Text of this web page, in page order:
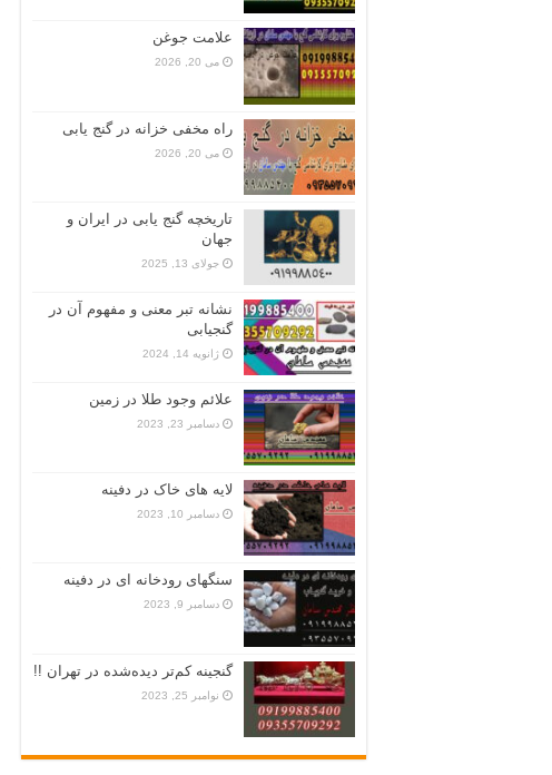
علامت جوغن
می 20, 2026
راه مخفی خزانه در گنج یابی
می 20, 2026
تاریخچه گنج‌ یابی در ایران و
جهان
جولای 13, 2025
نشانه تبر معنی و مفهوم آن در
گنجیابی
ژانویه 14, 2024
علائم وجود طلا در زمین
دسامبر 23, 2023
لایه های خاک در دفینه
دسامبر 10, 2023
سنگهای رودخانه ای در دفینه
دسامبر 9, 2023
گنجینه کم‌تر دیده‌شده در تهران !!
نوامبر 25, 2023